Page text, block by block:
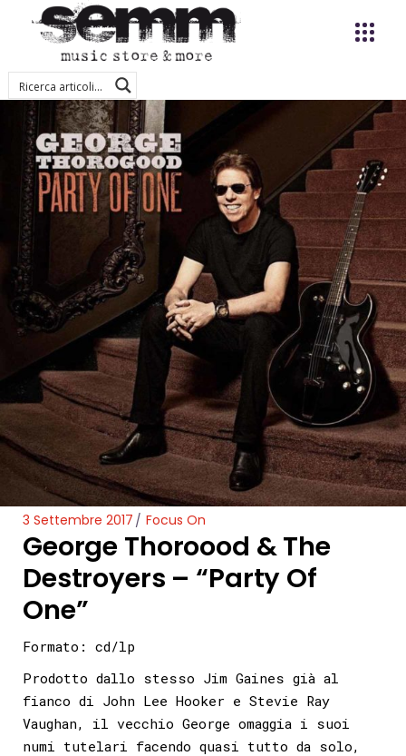
3 Settembre 2017 Focus On
George Thoroood & The
Destroyers – “Party Of
One”
Formato: cd/lp
Prodotto dallo stesso Jim Gaines già al
fianco di John Lee Hooker e Stevie Ray
Vaughan, il vecchio George omaggia i suoi
numi tutelari facendo quasi tutto da solo,